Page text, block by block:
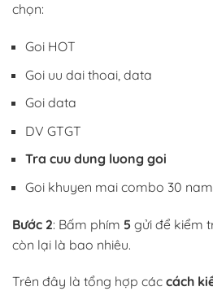
chọn:
Goi HOT
Goi uu dai thoai, data
Goi data
DV GTGT
Tra cuu dung luong goi
Goi khuyen mai combo 30 nam
Bước 2: Bấm phím 5 gửi để kiểm
còn lại là bao nhiêu.
Trên đây là tổng hợp các cách